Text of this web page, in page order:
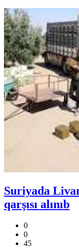
Suriyada
qarşısı alınıb
0
0
45